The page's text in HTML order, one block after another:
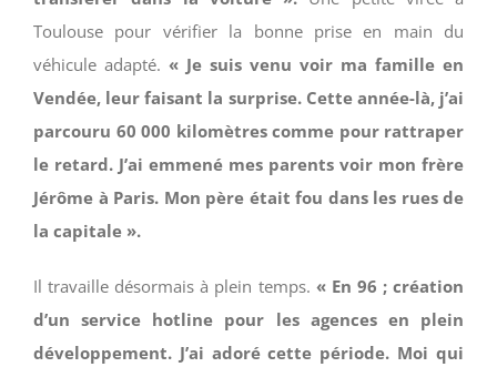
Toulouse pour vérifier la bonne prise en main du
véhicule adapté. « Je suis venu voir ma famille en
Vendée, leur faisant la surprise. Cette année-là, j’ai
parcouru 60 000 kilomètres comme pour rattraper
le retard. J’ai emmené mes parents voir mon frère
Jérôme à Paris. Mon père était fou dans les rues de
la capitale ».
Il travaille désormais à plein temps. « En 96 ; création
d’un service hotline pour les agences en plein
développement. J’ai adoré cette période. Moi qui